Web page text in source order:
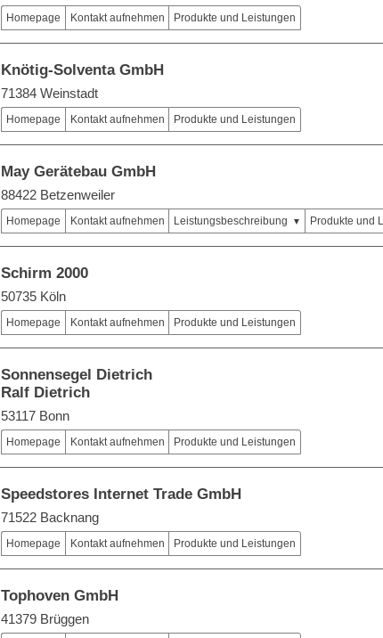
Homepage Kontakt aufnehmen Produkte und Leistungen
Knötig-Solventa GmbH
71384 Weinstadt
Homepage Kontakt aufnehmen Produkte und Leistungen
May Gerätebau GmbH
88422 Betzenweiler
Homepage Kontakt aufnehmen Leistungsbeschreibung Produkte und
Schirm 2000
50735 Köln
Homepage Kontakt aufnehmen Produkte und Leistungen
Sonnensegel Dietrich
Ralf Dietrich
53117 Bonn
Homepage Kontakt aufnehmen Produkte und Leistungen
Speedstores Internet Trade GmbH
71522 Backnang
Homepage Kontakt aufnehmen Produkte und Leistungen
Tophoven GmbH
41379 Brüggen